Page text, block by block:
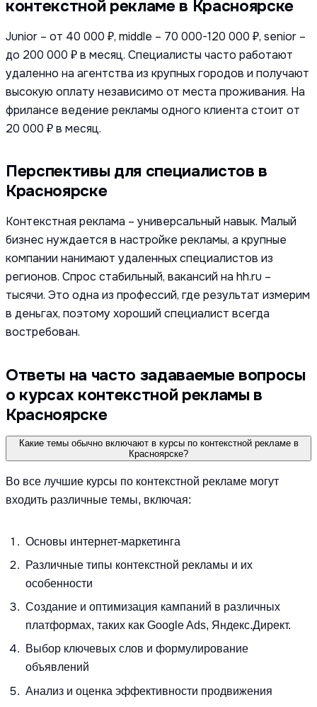
контекстной рекламе в Красноярске
Junior – от 40 000 ₽, middle – 70 000-120 000 ₽, senior –
до 200 000 ₽ в месяц. Специалисты часто работают
удаленно на агентства из крупных городов и получают
высокую оплату независимо от места проживания. На
фрилансе ведение рекламы одного клиента стоит от
20 000 ₽ в месяц.
Перспективы для специалистов в
Красноярске
Контекстная реклама – универсальный навык. Малый
бизнес нуждается в настройке рекламы, а крупные
компании нанимают удаленных специалистов из
регионов. Спрос стабильный, вакансий на hh.ru –
тысячи. Это одна из профессий, где результат измерим
в деньгах, поэтому хороший специалист всегда
востребован.
Ответы на часто задаваемые вопросы
о курсах контекстной рекламы в
Красноярске
Какие темы обычно включают в курсы по контекстной рекламе в
Красноярске?
Во все лучшие курсы по контекстной рекламе могут
входить различные темы, включая:
Основы интернет-маркетинга
Различные типы контекстной рекламы и их
особенности
Создание и оптимизация кампаний в различных
платформах, таких как Google Ads, Яндекс.Директ.
Выбор ключевых слов и формулирование
объявлений
Анализ и оценка эффективности продвижения